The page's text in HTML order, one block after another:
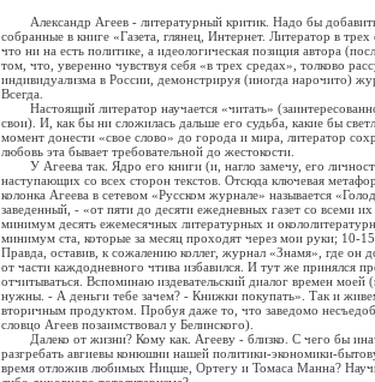
Александр Агеев - литературный критик. Надо бы добавить
собранные в книге «Газета, глянец, Интернет. Литератор в
что ни на есть политике, а идеологическая позиция автора
том, что, уверенно чувствуя себя «в трех средах», толково
индивидуализма в России, демонстрируя (иногда нарочито)
Всегда.
Настоящий литератор научается «читать»
свои). И, как бы ни сложилась дальше его судьба, какие бы
момент донести «свое слово» до города и мира, литератор
любовь эта бывает требовательной до жестокости.
У Агеева так. Ядро его книги (и, нагло замечу, его
наступающих со всех сторон текстов. Отсюда ключевая
колонка Агеева в сетевом «Русском журнале» называется
заведенный, - «от пяти до десяти ежедневных газет со всеми
минимум десять ежемесячных литературных и
минимум ста, которые за месяц проходят через мои руки; 10-
Правда, оставив, к сожалению коллег, журнал «Знамя», где он
от части каждодневного чтива избавился. И тут же принялся
отчитываться. Вспоминаю издевательский диалог времен
нужны. - А деньги тебе зачем? - Книжки покупать». Так и
вторичным продуктом. Пробуя даже то, что заведомо
словцо Агеев позаимствовал у Белинского).
Далеко от жизни? Кому как. Агееву - близко. С чего бы
разгребать авгиевы конюшни нашей политики-экономики-
время отложив любимых Ницше, Ортегу и Томаса Манна?